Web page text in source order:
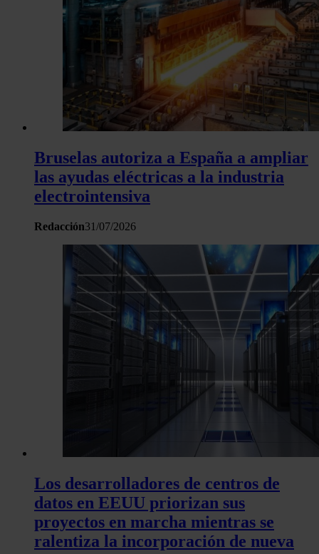
Bruselas autoriza a España a ampliar
las ayudas eléctricas a la industria
electrointensiva
Redacción31/07/2026
Los desarrolladores de centros de
datos en EEUU priorizan sus
proyectos en marcha mientras se
ralentiza la incorporación de nueva